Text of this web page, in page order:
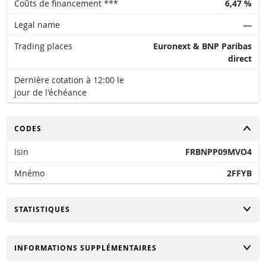
Coûts de financement ***
6,47 %
Legal name
―
Trading places
Euronext & BNP Paribas
direct
Dernière cotation à 12:00 le
jour de l'échéance
CHANGER
CODES
Isin
FRBNPP09MVO4
Mnémo
2FFYB
CHANGER
STATISTIQUES
CHANGER
INFORMATIONS SUPPLÉMENTAIRES